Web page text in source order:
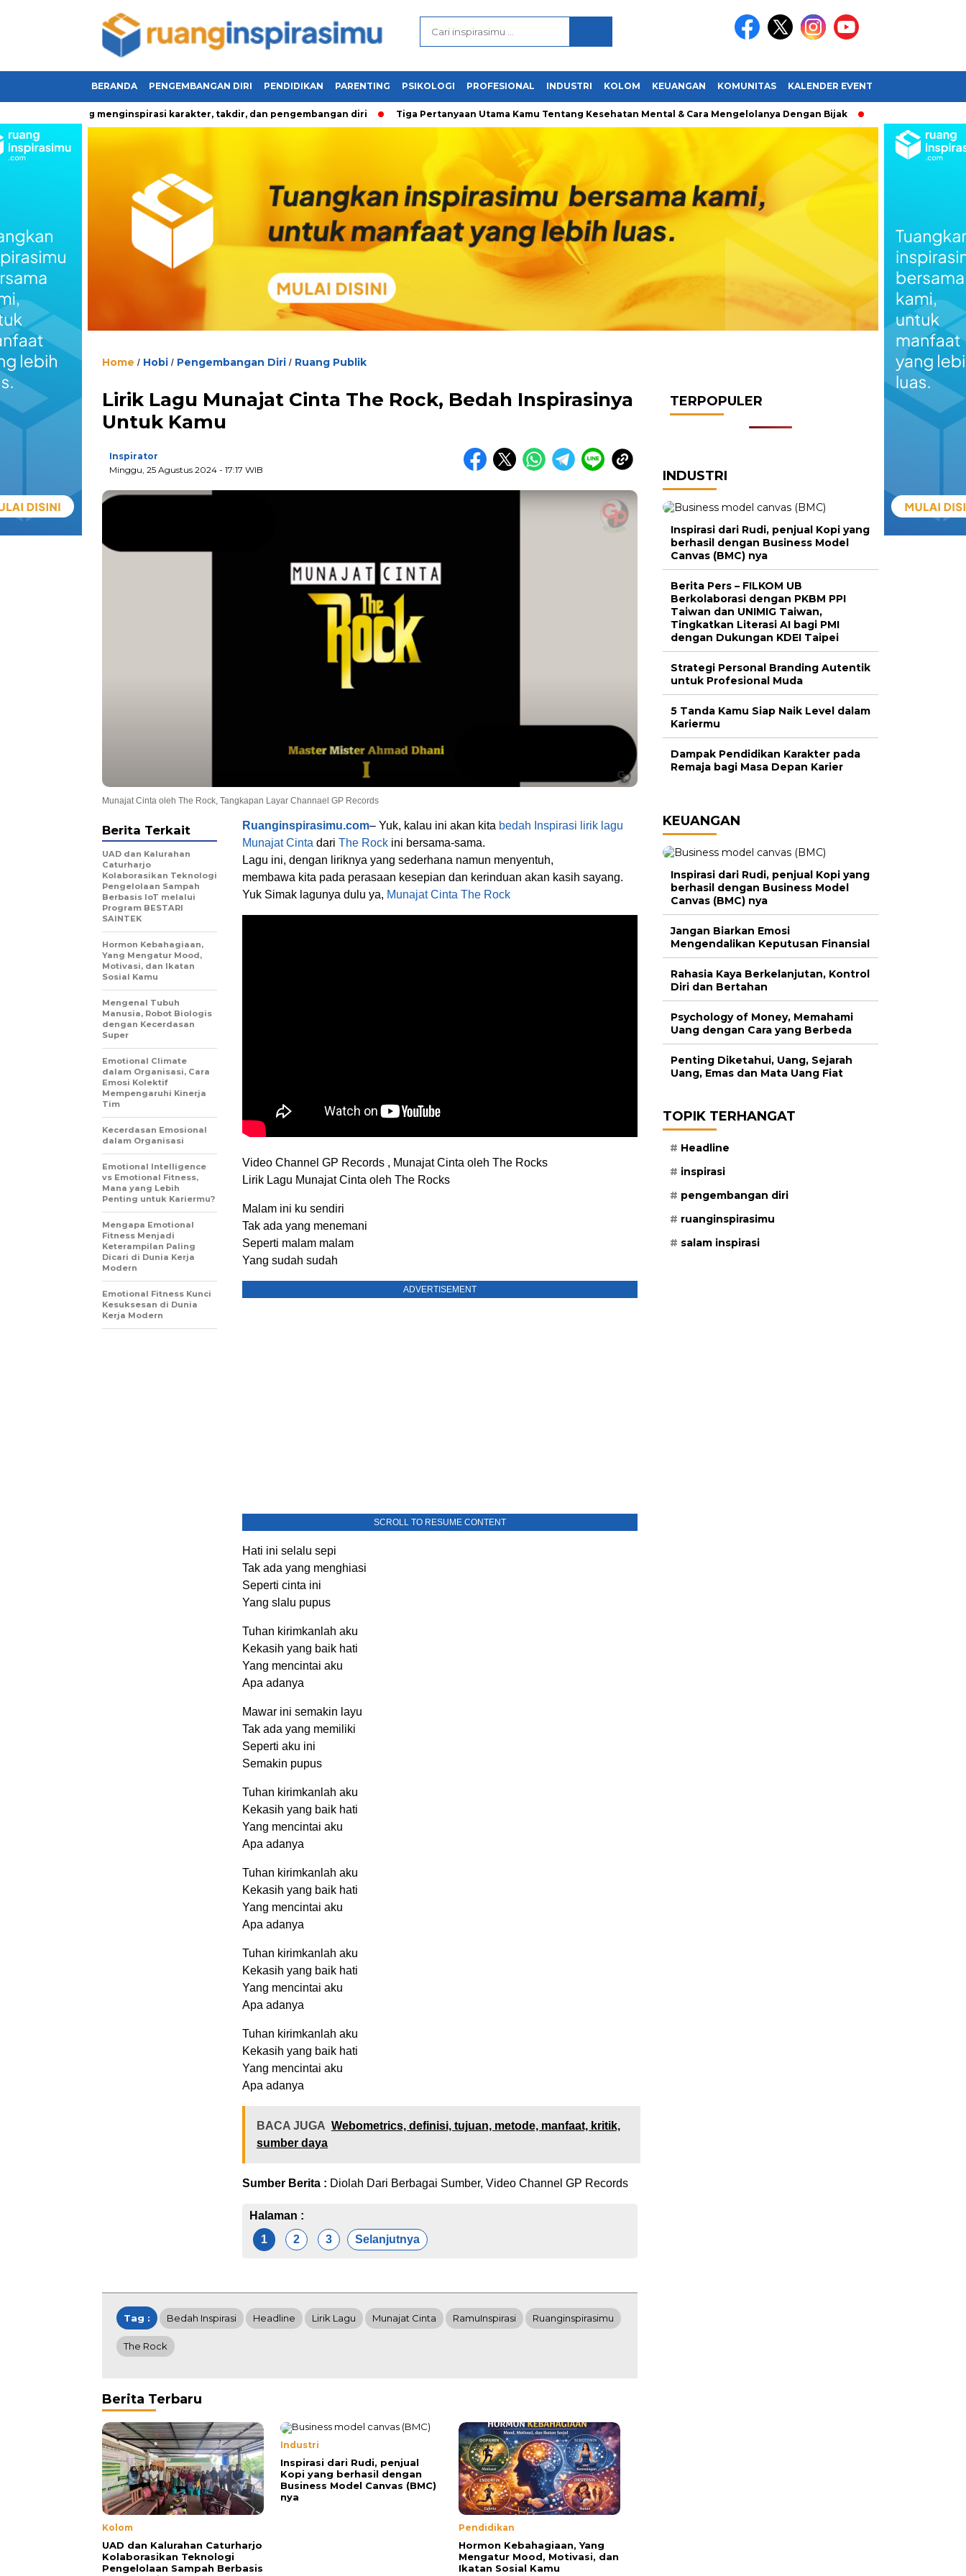
BERANDA PENGEMBANGAN DIRI PENDIDIKAN PARENTING PSIKOLOGI PROFESIONAL INDUSTRI KOLOM KEUANGAN KOMUNITAS KALENDER EVENT
yang menginspirasi karakter, takdir, dan pengembangan diri Tiga Pertanyaan Utama Kamu Tentang Kesehatan Mental & Cara Mengelolanya Dengan Bijak Bagaimana Menemukan
Home / Hobi / Pengembangan Diri / Ruang Publik
Lirik Lagu Munajat Cinta The Rock, Bedah Inspirasinya
Untuk Kamu
Inspirator
Minggu, 25 Agustus 2024 - 17:17 WIB
Munajat Cinta oleh The Rock, Tangkapan Layar Channael GP Records
Ruanginspirasimu.com– Yuk, kalau ini akan kita bedah Inspirasi lirik lagu
Munajat Cinta dari The Rock ini bersama-sama.
Lagu ini, dengan liriknya yang sederhana namun menyentuh,
membawa kita pada perasaan kesepian dan kerinduan akan kasih sayang.
Yuk Simak lagunya dulu ya, Munajat Cinta The Rock
Video Channel GP Records , Munajat Cinta oleh The Rocks
Lirik Lagu Munajat Cinta oleh The Rocks
Malam ini ku sendiri
Tak ada yang menemani
Seperti malam malam
Yang sudah sudah
ADVERTISEMENT
SCROLL TO RESUME CONTENT
Hati ini selalu sepi
Tak ada yang menghiasi
Seperti cinta ini
Yang slalu pupus
Tuhan kirimkanlah aku
Kekasih yang baik hati
Yang mencintai aku
Apa adanya
Mawar ini semakin layu
Tak ada yang memiliki
Seperti aku ini
Semakin pupus
Tuhan kirimkanlah aku
Kekasih yang baik hati
Yang mencintai aku
Apa adanya
Tuhan kirimkanlah aku
Kekasih yang baik hati
Yang mencintai aku
Apa adanya
Tuhan kirimkanlah aku
Kekasih yang baik hati
Yang mencintai aku
Apa adanya
Tuhan kirimkanlah aku
Kekasih yang baik hati
Yang mencintai aku
Apa adanya
BACA JUGA Webometrics, definisi, tujuan, metode, manfaat, kritik,
sumber daya
Sumber Berita : Diolah Dari Berbagai Sumber, Video Channel GP Records
Halaman :
1
2 3 Selanjutnya
Berita Terkait
UAD dan Kalurahan
Caturharjo
Kolaborasikan Teknologi
Pengelolaan Sampah
Berbasis IoT melalui
Program BESTARI
SAINTEK
Hormon Kebahagiaan,
Yang Mengatur Mood,
Motivasi, dan Ikatan
Sosial Kamu
Mengenal Tubuh
Manusia, Robot Biologis
dengan Kecerdasan
Super
Emotional Climate
dalam Organisasi, Cara
Emosi Kolektif
Mempengaruhi Kinerja
Tim
Kecerdasan Emosional
dalam Organisasi
Emotional Intelligence
vs Emotional Fitness,
Mana yang Lebih
Penting untuk Kariermu?
Mengapa Emotional
Fitness Menjadi
Keterampilan Paling
Dicari di Dunia Kerja
Modern
Emotional Fitness Kunci
Kesuksesan di Dunia
Kerja Modern
Tag : Bedah Inspirasi Headline Lirik Lagu Munajat Cinta RamuInspirasi Ruanginspirasimu
The Rock
Berita Terbaru
Kolom
UAD dan Kalurahan Caturharjo
Kolaborasikan Teknologi
Pengelolaan Sampah Berbasis
Industri
Inspirasi dari Rudi, penjual
Kopi yang berhasil dengan
Business Model Canvas (BMC)
nya
Pendidikan
Hormon Kebahagiaan, Yang
Mengatur Mood, Motivasi, dan
Ikatan Sosial Kamu
TERPOPULER
INDUSTRI
Inspirasi dari Rudi, penjual Kopi yang
berhasil dengan Business Model
Canvas (BMC) nya
Berita Pers – FILKOM UB
Berkolaborasi dengan PKBM PPI
Taiwan dan UNIMIG Taiwan,
Tingkatkan Literasi AI bagi PMI
dengan Dukungan KDEI Taipei
Strategi Personal Branding Autentik
untuk Profesional Muda
5 Tanda Kamu Siap Naik Level dalam
Kariermu
Dampak Pendidikan Karakter pada
Remaja bagi Masa Depan Karier
KEUANGAN
Inspirasi dari Rudi, penjual Kopi yang
berhasil dengan Business Model
Canvas (BMC) nya
Jangan Biarkan Emosi
Mengendalikan Keputusan Finansial
Rahasia Kaya Berkelanjutan, Kontrol
Diri dan Bertahan
Psychology of Money, Memahami
Uang dengan Cara yang Berbeda
Penting Diketahui, Uang, Sejarah
Uang, Emas dan Mata Uang Fiat
TOPIK TERHANGAT
Headline
inspirasi
pengembangan diri
ruanginspirasimu
salam inspirasi